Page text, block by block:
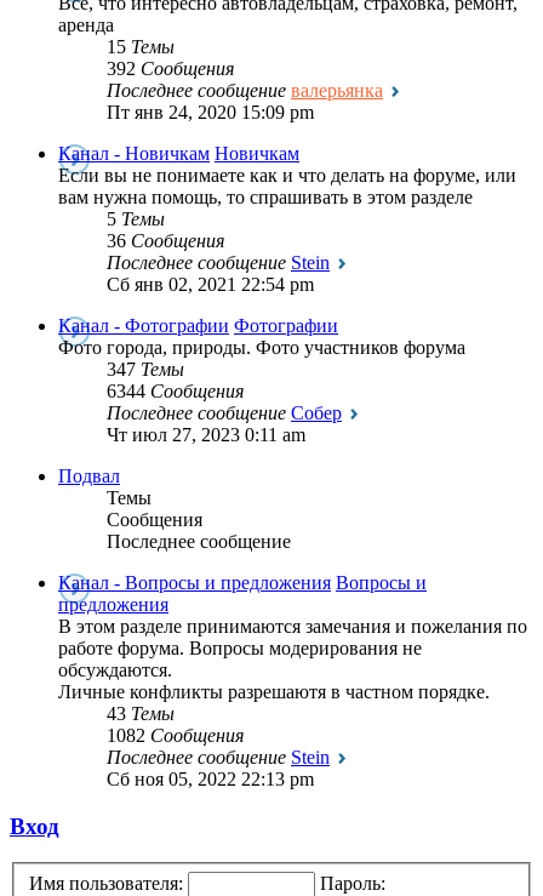
аренда
15 Темы
392 Сообщения
Последнее сообщение валерьянка
Пт янв 24, 2020 15:09 pm
Канал - Новичкам Новичкам
Если вы не понимаете как и что делать на форуме, или
вам нужна помощь, то спрашивать в этом разделе
5 Темы
36 Сообщения
Последнее сообщение Stein
Сб янв 02, 2021 22:54 pm
Канал - Фотографии Фотографии
Фото города, природы. Фото участников форума
347 Темы
6344 Сообщения
Последнее сообщение Собер
Чт июл 27, 2023 0:11 am
Подвал
Темы
Сообщения
Последнее сообщение
Канал - Вопросы и предложения Вопросы и
предложения
В этом разделе принимаются замечания и пожелания по
работе форума. Вопросы модерирования не
обсуждаются.
Личные конфликты разрешаютя в частном порядке.
43 Темы
1082 Сообщения
Последнее сообщение Stein
Сб ноя 05, 2022 22:13 pm
Вход
Имя пользователя:
Пароль: